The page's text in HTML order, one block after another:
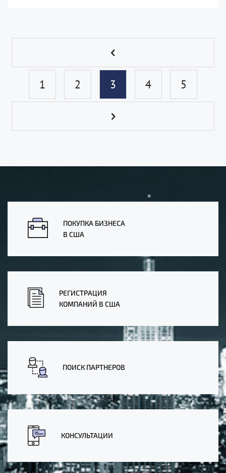
1 2 3 4 5
ПОКУПКА БИЗНЕСА
В США
РЕГИСТРАЦИЯ
КОМПАНИЙ В США
ПОИСК ПАРТНЕРОВ
КОНСУЛЬТАЦИИ